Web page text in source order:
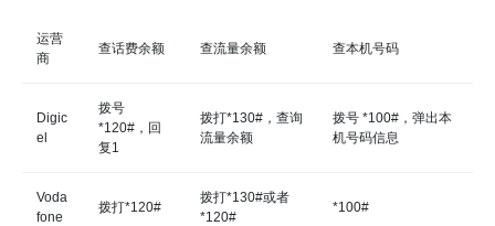
运营
商
查话费余额 查流量余额 查本机号码
Digic
el
拨号
*120#，回
复1
拨打*130#，查询
流量余额
拨号 *100#，弹出本
机号码信息
Voda
fone
拨打*120#
拨打*130#或者
*120#
*100#